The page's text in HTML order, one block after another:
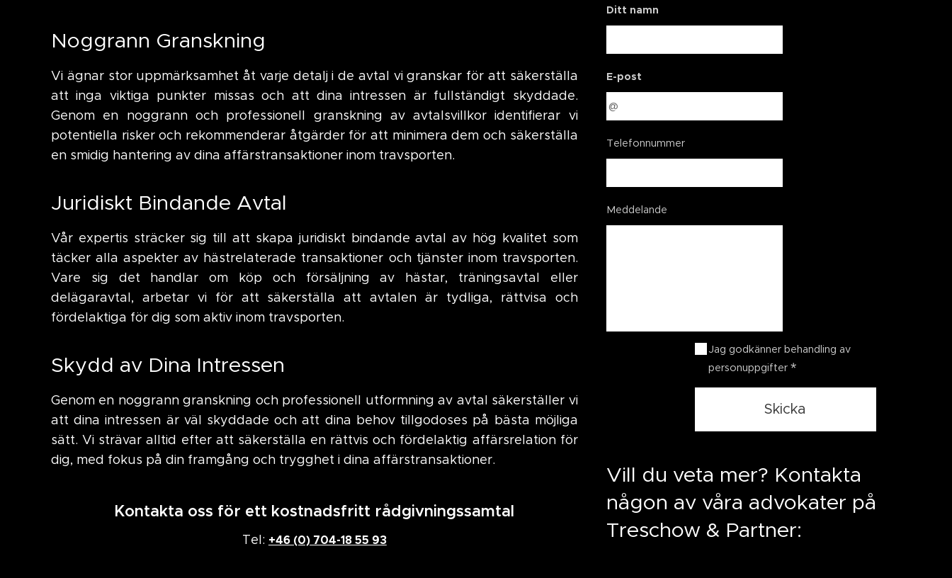
Noggrann Granskning
Vi ägnar stor uppmärksamhet åt varje detalj i de avtal vi granskar för att säkerställa
att inga viktiga punkter missas och att dina intressen är fullständigt skyddade.
Genom en noggrann och professionell granskning av avtalsvillkor identifierar vi
potentiella risker och rekommenderar åtgärder för att minimera dem och säkerställa
en smidig hantering av dina affärstransaktioner inom travsporten.
Juridiskt Bindande Avtal
Vår expertis sträcker sig till att skapa juridiskt bindande avtal av hög kvalitet som
täcker alla aspekter av hästrelaterade transaktioner och tjänster inom travsporten.
Vare sig det handlar om köp och försäljning av hästar, träningsavtal eller
delägaravtal, arbetar vi för att säkerställa att avtalen är tydliga, rättvisa och
fördelaktiga för dig som aktiv inom travsporten.
Skydd av Dina Intressen
Genom en noggrann granskning och professionell utformning av avtal säkerställer vi
att dina intressen är väl skyddade och att dina behov tillgodoses på bästa möjliga
sätt. Vi strävar alltid efter att säkerställa en rättvis och fördelaktig affärsrelation för
dig, med fokus på din framgång och trygghet i dina affärstransaktioner.
Kontakta oss för ett kostnadsfritt rådgivningssamtal
Tel: +46 (0) 704-18 55 93
Ditt namn
E-post
Telefonnummer
Meddelande
Jag godkänner behandling av
personuppgifter
Skicka
Vill du veta mer? Kontakta
någon av våra advokater på
Treschow & Partner: